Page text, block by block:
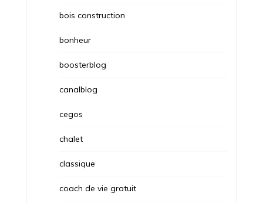
bois construction
bonheur
boosterblog
canalblog
cegos
chalet
classique
coach de vie gratuit